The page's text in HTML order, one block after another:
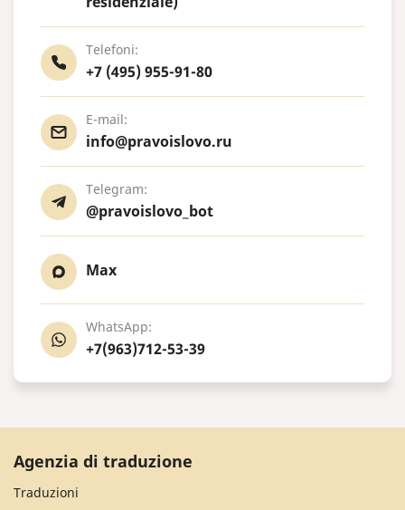
Telefoni:
+7 (495) 955-91-80
E-mail:
info@pravoislovo.ru
Telegram:
@pravoislovo_bot
Max
WhatsApp:
+7(963)712-53-39
Agenzia di traduzione
Traduzioni